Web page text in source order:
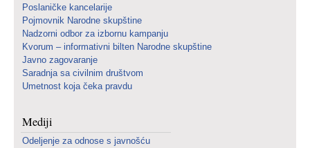
Poslaničke kancelarije
Pojmovnik Narodne skupštine
Nadzorni odbor za izbornu kampanju
Kvorum – informativni bilten Narodne skupštine
Javno zagovaranje
Saradnja sa civilnim društvom
Umetnost koja čeka pravdu
Mediji
Odeljenje za odnose s javnošću